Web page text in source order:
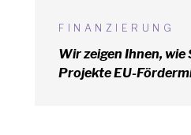
FINANZIERUNG
Wir zeigen Ihnen, wie
Projekte EU-